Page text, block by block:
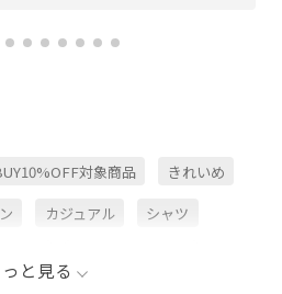
対象商品 きれいめ
カジュアル シャツ
と見る